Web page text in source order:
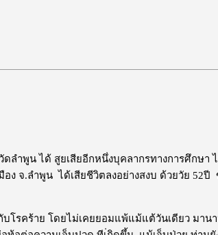
ดลำพูน ได้ สูยเสียอีกหนึ่งบุคลากรทางการศึกษ
มือง จ.ลำพูน ได้เสียชีวิตลงอย่างสงบ ด้วยวัย
บโรคร้าย โดยไม่เคยยอมแพ้แม้แต้วันเดียว มา